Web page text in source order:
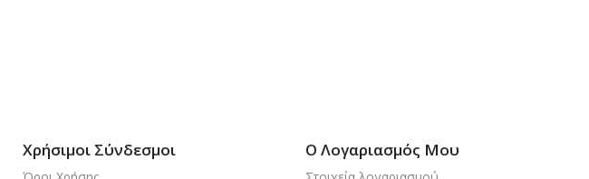
Χρήσιμοι Σύνδεσμοι Ο Λογαριασμός Μου